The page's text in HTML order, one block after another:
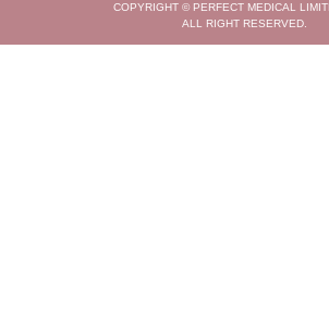
COPYRIGHT © PERFECT MEDICAL
ALL RIGHT RESERVED.